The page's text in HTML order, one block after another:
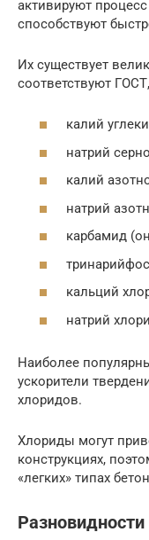
активируют
способствуют
Их существует
соответствуют
калий
натрий
калий
натрий
карбамид
кальций
натрий
Наиболее
ускорители
хлоридов.
Хлориды могут
конструкциях,
«легких» типах